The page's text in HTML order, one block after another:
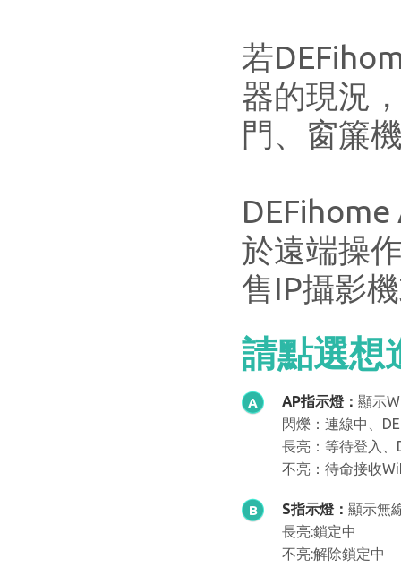
若
器的現況
門、窗簾
於遠端操
售IP攝影
請點選想
A AP指示燈： 顯示
閃爍：連線中、
長亮：等待登入、
不亮：待命接收
B S指示燈： 顯示無
長亮:鎖定中
不亮:解除鎖定中